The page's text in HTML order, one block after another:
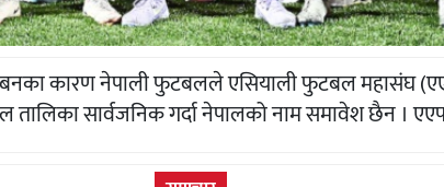
कारण नेपाली फुटबलले एसियाली फुटबल महासंघ
तालिका सार्वजनिक गर्दा नेपालको नाम समावेश छैन ।